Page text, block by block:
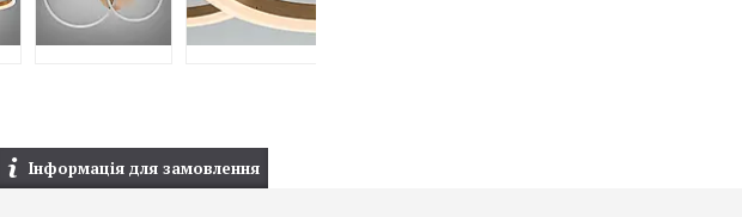
Інформація для замовлення